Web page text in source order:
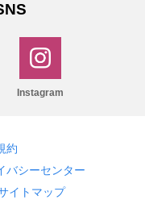
Instagram
約
バシーセンター
イトマップ